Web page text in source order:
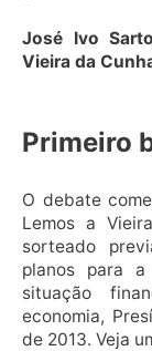
José Ivo
Vieira da
Primeiro
O debate
Lemos a
sorteado
planos para
situação
economia,
de 2013. Veja